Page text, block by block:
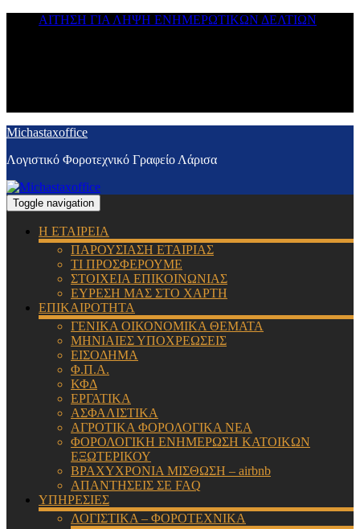
ΑΙΤΗΣΗ ΓΙΑ ΛΗΨΗ ΕΝΗΜΕΡΩΤΙΚΩΝ ΔΕΛΤΙΩΝ
Michastaxoffice
Λογιστικό Φοροτεχνικό Γραφείο Λάρισα
Toggle navigation
Η ΕΤΑΙΡΕΙΑ
ΠΑΡΟΥΣΙΑΣΗ ΕΤΑΙΡΙΑΣ
ΤΙ ΠΡΟΣΦΕΡΟΥΜΕ
ΣΤΟΙΧΕΙΑ ΕΠΙΚΟΙΝΩΝΙΑΣ
ΕΥΡΕΣΗ ΜΑΣ ΣΤΟ ΧΑΡΤΗ
ΕΠΙΚΑΙΡΟΤΗΤΑ
ΓΕΝΙΚΑ ΟΙΚΟΝΟΜΙΚΑ ΘΕΜΑΤΑ
ΜΗΝΙΑΙΕΣ ΥΠΟΧΡΕΩΣΕΙΣ
ΕΙΣΟΔΗΜΑ
Φ.Π.Α.
ΚΦΔ
ΕΡΓΑΤΙΚΑ
ΑΣΦΑΛΙΣΤΙΚΑ
ΑΓΡΟΤΙΚΑ ΦΟΡΟΛΟΓΙΚΑ ΝΕΑ
ΦΟΡΟΛΟΓΙΚΗ ΕΝΗΜΕΡΩΣΗ ΚΑΤΟΙΚΩΝ
ΕΞΩΤΕΡΙΚΟΥ
ΒΡΑΧΥΧΡΟΝΙΑ ΜΙΣΘΩΣΗ – airbnb
ΑΠΑΝΤΗΣΕΙΣ ΣΕ FAQ
ΥΠΗΡΕΣΙΕΣ
ΛΟΓΙΣΤΙΚΑ – ΦΟΡΟΤΕΧΝΙΚΑ